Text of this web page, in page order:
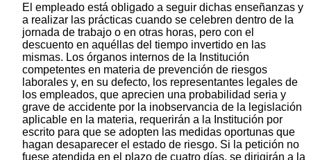
El empleado está obligado a seguir dichas enseñanzas y
a realizar las prácticas cuando se celebren dentro de la
jornada de trabajo o en otras horas, pero con el
descuento en aquéllas del tiempo invertido en las
mismas. Los órganos internos de la Institución
competentes en materia de prevención de riesgos
laborales y, en su defecto, los representantes legales de
los empleados, que aprecien una probabilidad seria y
grave de accidente por la inobservancia de la legislación
aplicable en la materia, requerirán a la Institución por
escrito para que se adopten las medidas oportunas que
hagan desaparecer el estado de riesgo. Si la petición no
fuese atendida en el plazo de cuatro días, se dirigirán a la